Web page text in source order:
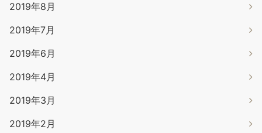
2019年8月
2019年7月
2019年6月
2019年4月
2019年3月
2019年2月